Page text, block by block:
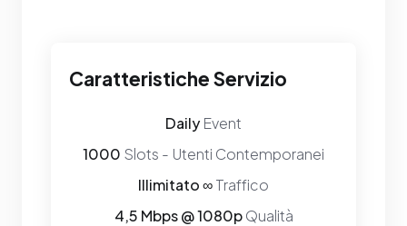
Caratteristiche Servizio
DailyEvent
1000 Slots - Utenti Contemporanei
Illimitato ∞Traffico
4,5 Mbps @ 1080pQualità